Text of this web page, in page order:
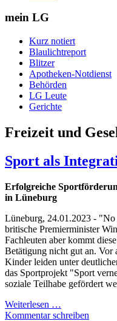
mein LG
Kurz notiert
Blaulichtreport
Blitzer
Apotheken-Notdienst
Behörden
LG Leute
Gerichte
Freizeit und
Sport als
Erfolgreiche
in Lüneburg
Lüneburg, 24.01.2023 - "No
britische Premierminister
Fachleuten aber kommt
Betätigung nicht gut an. Vor
Kinder leiden unter
das Sportprojekt "Sport
soziale Teilhabe gefördert
Weiterlesen …
Kommentar schreiben